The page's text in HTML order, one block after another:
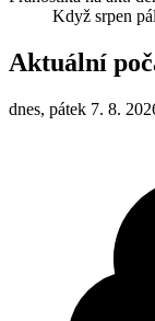
Když srpen
Aktuální
dnes, pátek 7. 8.